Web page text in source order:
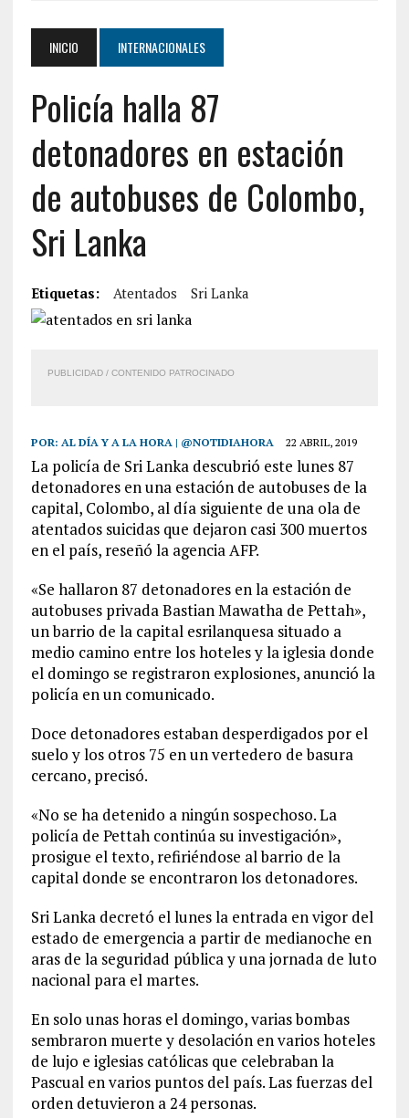
INICIO INTERNACIONALES
Policía halla 87
detonadores en estación
de autobuses de Colombo,
Sri Lanka
Etiquetas: Atentados Sri Lanka
PUBLICIDAD / CONTENIDO PATROCINADO
POR: AL DÍA Y A LA HORA | @NOTIDIAHORA 22 ABRIL, 2019
La policía de Sri Lanka descubrió este lunes 87
detonadores en una estación de autobuses de la
capital, Colombo, al día siguiente de una ola de
atentados suicidas que dejaron casi 300 muertos
en el país, reseñó la agencia AFP.
«Se hallaron 87 detonadores en la estación de
autobuses privada Bastian Mawatha de Pettah»,
un barrio de la capital esrilanquesa situado a
medio camino entre los hoteles y la iglesia donde
el domingo se registraron explosiones, anunció la
policía en un comunicado.
Doce detonadores estaban desperdigados por el
suelo y los otros 75 en un vertedero de basura
cercano, precisó.
«No se ha detenido a ningún sospechoso. La
policía de Pettah continúa su investigación»,
prosigue el texto, refiriéndose al barrio de la
capital donde se encontraron los detonadores.
Sri Lanka decretó el lunes la entrada en vigor del
estado de emergencia a partir de medianoche en
aras de la seguridad pública y una jornada de luto
nacional para el martes.
En solo unas horas el domingo, varias bombas
sembraron muerte y desolación en varios hoteles
de lujo e iglesias católicas que celebraban la
Pascual en varios puntos del país. Las fuerzas del
orden detuvieron a 24 personas.